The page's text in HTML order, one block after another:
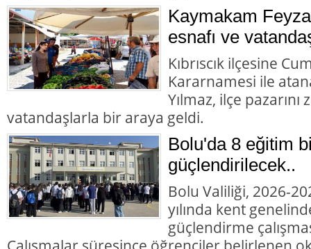
Kaymakam
esnafı ve
Kıbrıscık ilçesine
Kararnamesi ile
Yılmaz, ilçe
vatandaşlarla bir araya geldi.
Bolu'da 8 eğitim
güçlendirilecek..
Bolu Valiliği, 2026-
yılında kent
güçlendirme